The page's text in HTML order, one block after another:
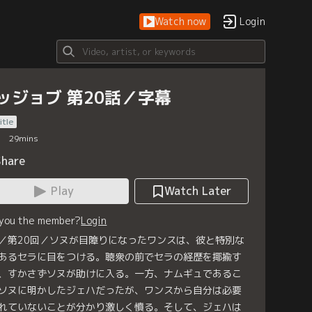
Watch now Login
ジョブ 第20話／字幕
29mins
Play
Watch Later
the member?Login
第20回／ソヌが目障りになったワンスは、彼と特別な
るセラに目をつける。聴衆の前でセラの経歴を揶揄す
すかさずソヌが助けに入る。一方、ナムギュであるこ
ヌに明かしたジェハだったが、ワンスから自分は必要
ていないことが分かり激しく憤る。そして、ジェハは